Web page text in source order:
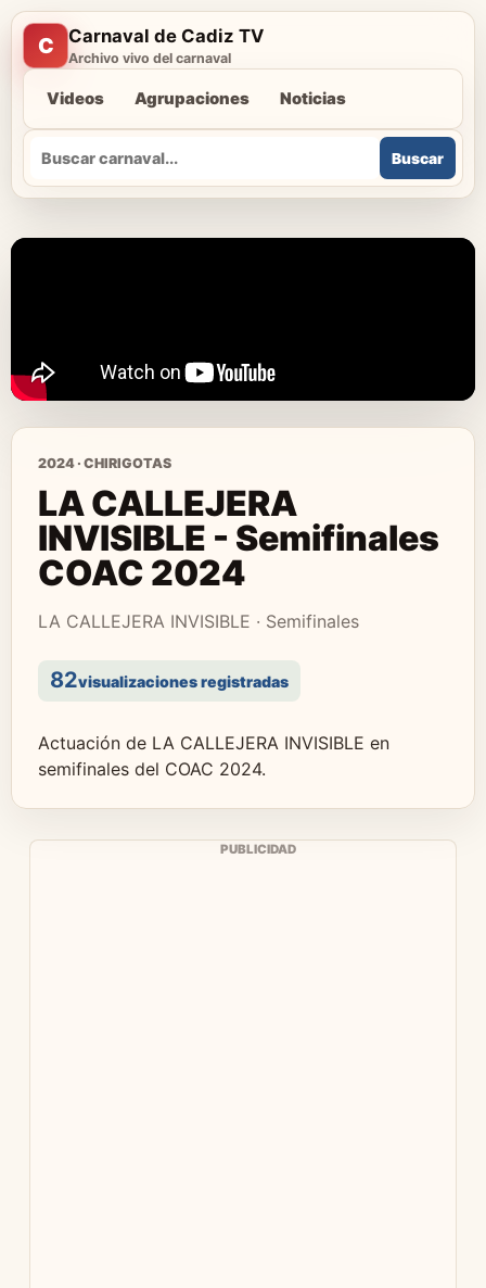
C Carnaval de Cadiz TV
Archivo vivo del carnaval
Videos Agrupaciones Noticias
Buscar
Buscar
2024 · CHIRIGOTAS
LA CALLEJERA
INVISIBLE - Semifinales
COAC 2024
LA CALLEJERA INVISIBLE · Semifinales
82visualizaciones registradas
Actuación de LA CALLEJERA INVISIBLE en
semifinales del COAC 2024.
PUBLICIDAD